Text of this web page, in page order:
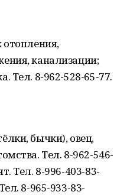
отопления,
канализации;
Тел. 8-962-528-65-77.
бычки), овец,
Тел. 8-962-546-
Тел. 8-996-403-83-
8-965-933-83-